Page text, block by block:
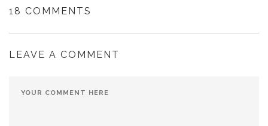
18 COMMENTS
LEAVE A COMMENT